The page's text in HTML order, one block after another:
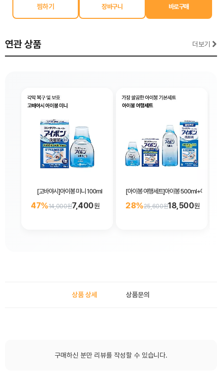
찜하기
연관 상품 더보기
[고바야시]아이봉 미니 100ml
47%14,000원7,400원
[아이봉 여행세트]아이봉 500ml+아이봉
28%25,600원18,500원
상품 상세 상품문의
구매하신 분만 리뷰를 작성할 수 있습니다.